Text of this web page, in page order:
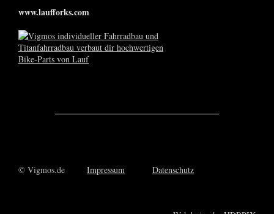
www.laufforks.com
© Vigmos.de Impressum Datenschutz